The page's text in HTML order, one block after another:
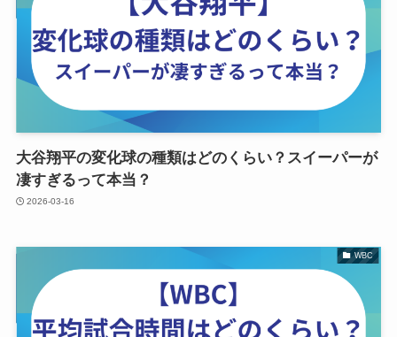
大谷翔平の変化球の種類はどのくらい？スイーパーが
凄すぎるって本当？
2026-03-16
WBC